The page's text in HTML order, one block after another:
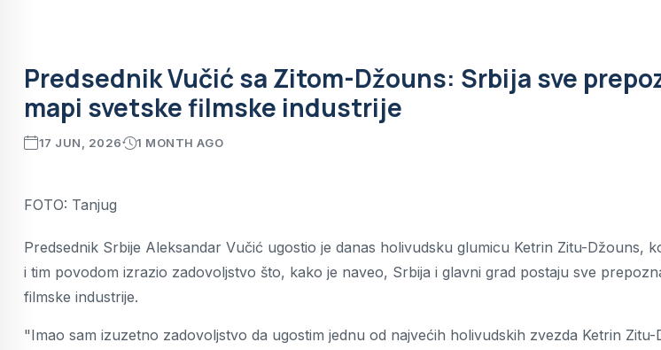
Predsednik Vučić sa Zitom-Džouns: Srbija sve
mapi svetske filmske industrije
17 JUN, 2026 1 MONTH AGO
FOTO: Tanjug
Predsednik Srbije Aleksandar Vučić ugostio je danas holivudsku glumicu Ketrin Zitu-Džouns,
i tim povodom izrazio zadovoljstvo što, kako je naveo, Srbija i glavni grad postaju sve
filmske industrije.
"Imao sam izuzetno zadovoljstvo da ugostim jednu od najvećih holivudskih zvezda Ketrin